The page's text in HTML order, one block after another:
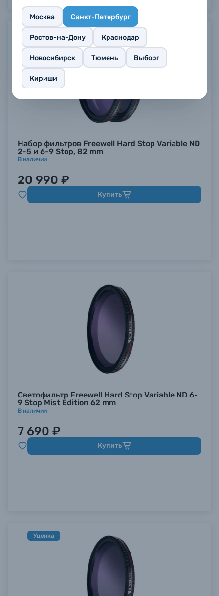
Москва Санкт-Петербург
Ростов-на-Дону Краснодар
Новосибирск Тюмень Выборг
Кириши
Набор фильтров Freewell Hard Stop Variable ND
2-5 и 6-9 Stop, 82 mm
В наличии
20 990 ₽
Купить
Светофильтр Freewell Hard Stop Variable ND 6-
9 Stop Mist Edition 62 mm
В наличии
7 690 ₽
Купить
Уценка